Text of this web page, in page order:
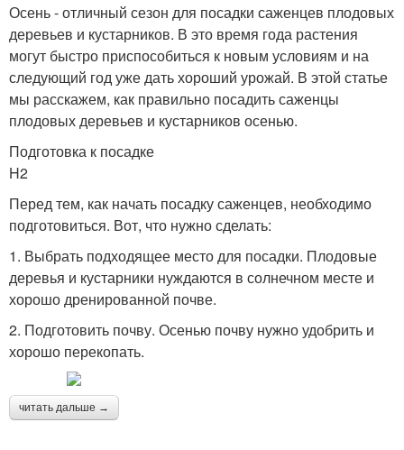
Осень - отличный сезон для посадки саженцев плодовых
деревьев и кустарников. В это время года растения
могут быстро приспособиться к новым условиям и на
следующий год уже дать хороший урожай. В этой статье
мы расскажем, как правильно посадить саженцы
плодовых деревьев и кустарников осенью.
Подготовка к посадке
H2
Перед тем, как начать посадку саженцев, необходимо
подготовиться. Вот, что нужно сделать:
1. Выбрать подходящее место для посадки. Плодовые
деревья и кустарники нуждаются в солнечном месте и
хорошо дренированной почве.
2. Подготовить почву. Осенью почву нужно удобрить и
хорошо перекопать.
читать дальше →